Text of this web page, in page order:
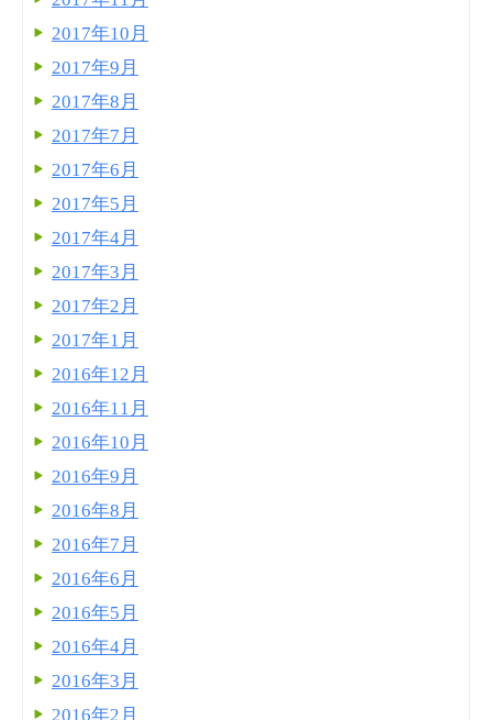
2017年10月
2017年9月
2017年8月
2017年7月
2017年6月
2017年5月
2017年4月
2017年3月
2017年2月
2017年1月
2016年12月
2016年11月
2016年10月
2016年9月
2016年8月
2016年7月
2016年6月
2016年5月
2016年4月
2016年3月
2016年2月